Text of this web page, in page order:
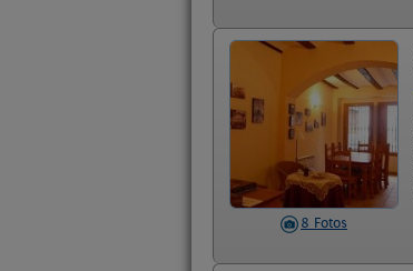
8 Fotos